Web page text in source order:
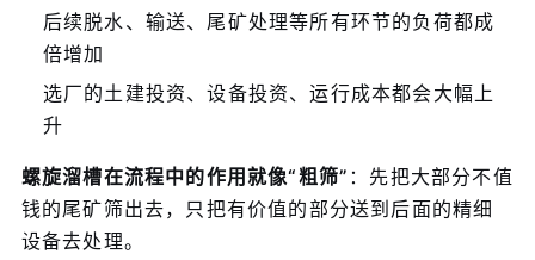
后续脱水、输送、尾矿处理等所有环节的负荷都成
倍增加
选厂的土建投资、设备投资、运行成本都会大幅上
升
螺旋溜槽在流程中的作用就像“粗筛” ：先把大部分不值
钱的尾矿筛出去，只把有价值的部分送到后面的精细
设备去处理。